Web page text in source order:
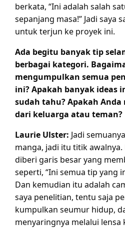
berkata, “Ini adalah salah
sepanjang masa!” Jadi saya
untuk terjun ke proyek ini.
Ada begitu banyak tip
berbagai kategori.
mengumpulkan semua
ini? Apakah banyak ideas
sudah tahu? Apakah
dari keluarga atau teman?
Laurie Ulster: Jadi
manga, jadi itu titik awalnya.
diberi garis besar yang
seperti, “Ini semua tip yang
Dan kemudian itu adalah
saya penelitian, tentu saja
kumpulkan seumur hidup,
menyaringnya melalui lensa